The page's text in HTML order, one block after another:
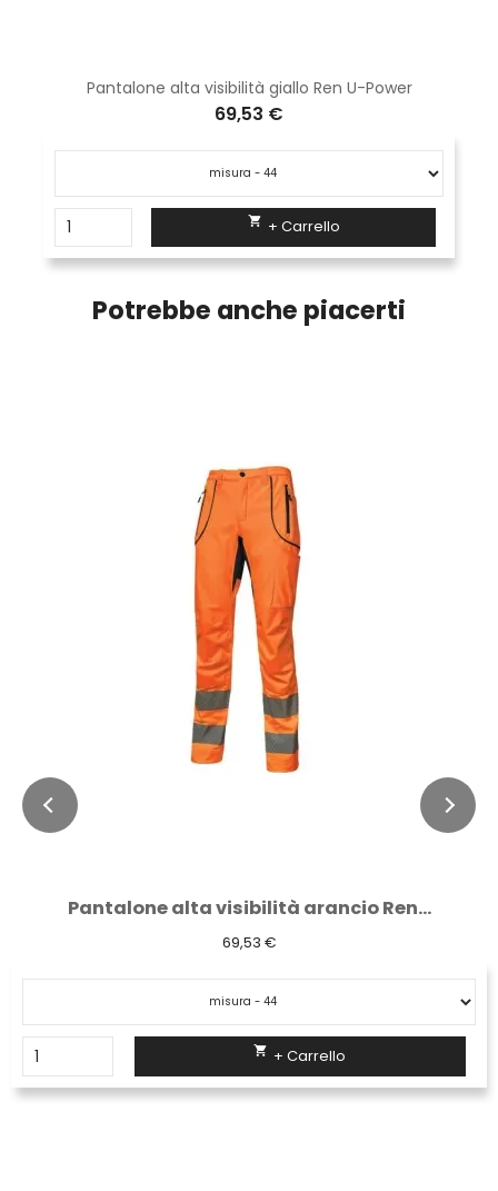
Pantalone alta visibilità giallo Ren U-Power
69,53 €
 + Carrello
Potrebbe anche piacerti
Pantalone alta visibilità arancio Ren...
69,53 €
 + Carrello